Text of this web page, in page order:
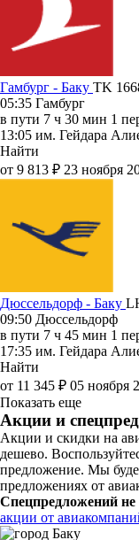
Гамбург - Баку TK
05:35 Гамбург
в пути 7 ч 30 мин 1
13:05 им. Гейдара
Найти
от 9 813 ₽ 23 ноября
Дюссельдорф - Баку
09:50 Дюссельдорф
в пути 7 ч 45 мин 1
17:35 им. Гейдара
Найти
от 11 345 ₽ 05 ноября
Показать еще
Акции и
Акции и скидки на
дешево.
предложение. Мы
предложениях от
Спецпредложений не
акции от